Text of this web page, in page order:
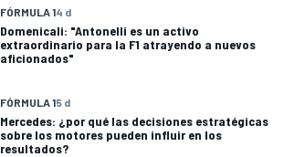
FÓRMULA 14 d
Domenicali: "Antonelli es un activo
extraordinario para la F1 atrayendo a nuevos
aficionados"
FÓRMULA 15 d
Mercedes: ¿por qué las decisiones estratégicas
sobre los motores pueden influir en los
resultados?